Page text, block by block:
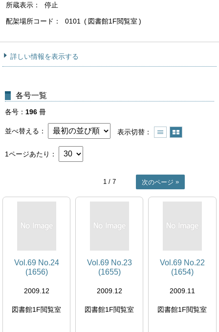
所蔵表示
停止
配架場所コード 0101 図書館1F閲覧室
詳しい情報を表示する
各号一覧
各号 196 冊
並べ替える 表示切替
1ページあたり
1 / 7 次のページ
Vol.69 No.24
(1656)
2009.12
図書館1F閲覧室
Vol.69 No.23
(1655)
2009.12
図書館1F閲覧室
Vol.69 No.22
(1654)
2009.11
図書館1F閲覧室